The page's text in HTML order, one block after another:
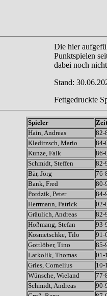
Die hier
Punktspielen
dabei noch
Stand:
Fettgedruckte
Spieler
Hain, Andreas
82-
Kleditzsch, Mario
84-
Kunze, Falk
86-
Schmidt, Steffen
82-
Bär, Jörg
76-
Bank, Fred
80-
Pordzik, Peter
84-
Herrmann, Patrick
02-
Gräulich, Andreas
82-
Hoßmang, Stefan
93-
Kosmetschke, Tilo
91-
Gottlöber, Tino
85-
Latkolik, Thomas
01-
Gries, Cornelius
10-
Wünsche, Wieland
77-
Schmidt, Andreas
90-